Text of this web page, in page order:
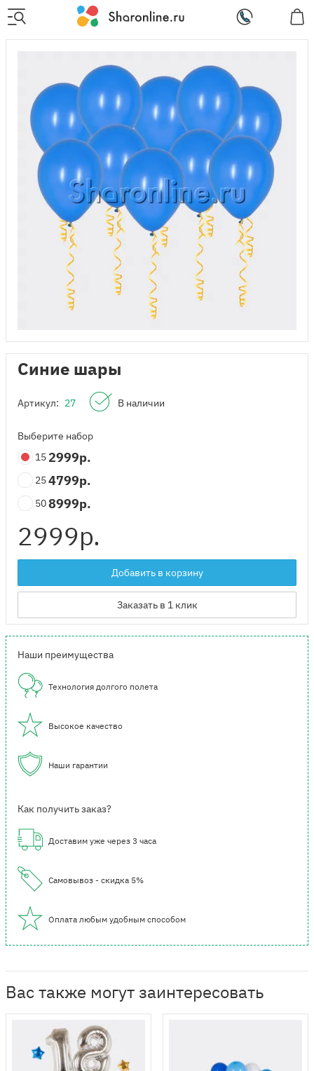
Синие шары
Артикул: 27 В наличии
Выберите набор
15 2999р.
254799р.
508999р.
2999р.
Добавить в корзину
Заказать в 1 клик
Наши преимущества
Технология долгого полета
Высокое качество
Наши гарантии
Как получить заказ?
Доставим уже через 3 часа
Самовывоз - скидка 5%
Оплата любым удобным способом
Вас также могут заинтересовать